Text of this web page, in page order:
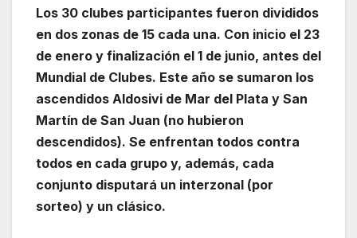
Los 30 clubes participantes fueron divididos
en dos zonas de 15 cada una. Con inicio el 23
de enero y finalización el 1 de junio, antes del
Mundial de Clubes. Este año se sumaron los
ascendidos Aldosivi de Mar del Plata y San
Martín de San Juan (no hubieron
descendidos). Se enfrentan todos contra
todos en cada grupo y, además, cada
conjunto disputará un interzonal (por
sorteo) y un clásico.